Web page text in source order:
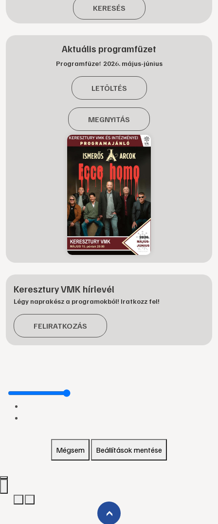
KERESÉS
Aktuális programfüzet
Programfüzet 2026. május-június
LETÖLTÉS
MEGNYITÁS
Keresztury VMK hírlevél
Légy naprakész a programokból! Iratkozz fel!
FELIRATKOZÁS
Mégsem Beállítások mentése
›